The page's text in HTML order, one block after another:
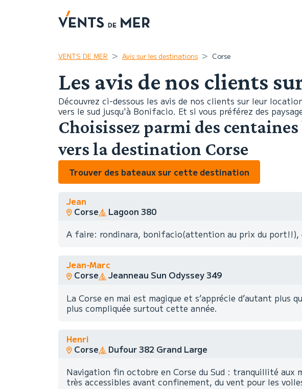
VENTS DE MER Avis sur les destinations Corse
Les avis de nos clients
Découvrez ci-dessous les avis de nos clients sur leur
vers le sud jusqu'à Bonifacio. Et si vous préférez des
Choisissez parmi des
vers la destination Corse
Trouver des bateaux sur cette destination
Jean
Corse
Lagoon 380
A faire: rondinara, bonifacio(attention au prix du port!!),
Jean-Marc
Corse
Jeanneau Sun Odyssey 349
La Corse en mai est magique et s’apprécie d’autant
plus compliquée surtout cette année.
Henri
Corse
Dufour 382 Grand Large
Navigation fin octobre en Corse du Sud : tranquillité aux
très accessibles avant confinement, du vent pour les